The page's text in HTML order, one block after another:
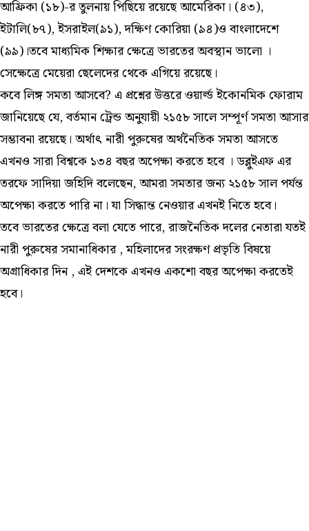
আফ্রিকা (১৮)-র তুলনায় পিছিয়ে রয়েছে আমেরিকা। (৪৩),
ইটালি(৮৭), ইসরাইল(৯১), দক্ষিণ কোরিয়া (৯৪)ও বাংলাদেশে
(৯৯)।তবে মাধ্যমিক শিক্ষার ক্ষেত্রে ভারতের অবস্থান ভালো ।
সেক্ষেত্রে মেয়েরা ছেলেদের থেকে এগিয়ে রয়েছে।
কবে লিঙ্গ সমতা আসবে? এ প্রশ্নের উত্তরে ওয়ার্ল্ড ইকোনমিক ফোরাম
জানিয়েছে যে, বর্তমান ট্রেন্ড অনুযায়ী ২১৫৮ সালে সম্পূর্ণ সমতা আসার
সম্ভাবনা রয়েছে। অর্থাৎ নারী পুরুষের অর্থনৈতিক সমতা আসতে
এখনও সারা বিশ্বকে ১৩৪ বছর অপেক্ষা করতে হবে । ডব্লুইএফ এর
তরফে সাদিয়া জহিদি বলেছেন, আমরা সমতার জন্য ২১৫৮ সাল পর্যন্ত
অপেক্ষা করতে পারি না। যা সিদ্ধান্ত নেওয়ার এখনই নিতে হবে।
তবে ভারতের ক্ষেত্রে বলা যেতে পারে, রাজনৈতিক দলের নেতারা যতই
নারী পুরুষের সমানাধিকার , মহিলাদের সংরক্ষণ প্রভৃতি বিষয়ে
অগ্রাধিকার দিন , এই দেশকে এখনও একশো বছর অপেক্ষা করতেই
হবে।